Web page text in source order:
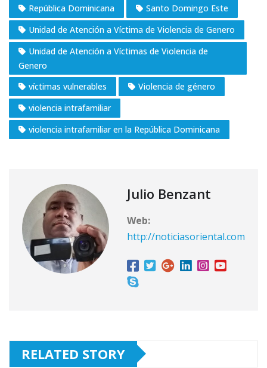
República Dominicana
Santo Domingo Este
Unidad de Atención a Víctima de Violencia de Genero
Unidad de Atención a Víctimas de Violencia de
Genero
víctimas vulnerables
Violencia de género
violencia intrafamiliar
violencia intrafamiliar en la República Dominicana
Julio Benzant
Web:
http://noticiasoriental.com
RELATED STORY